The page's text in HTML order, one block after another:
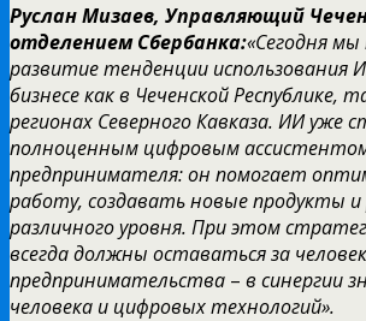
Руслан Мизаев, Управляющий
отделением Сбербанка:«Сегодня
развитие тенденции использования
бизнесе как в Чеченской Республике,
регионах Северного Кавказа. ИИ уже
полноценным цифровым
предпринимателя: он помогает
работу, создавать новые продукты
различного уровня. При этом
всегда должны оставаться за
предпринимательства – в синергии
человека и цифровых технологий».